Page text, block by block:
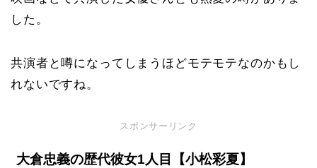
した。
共演者と噂になってしまうほどモテモテなのかもし
れないですね。
スポンサーリンク
大倉忠義の歴代彼女1人目【小松彩夏】